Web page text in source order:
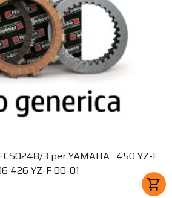
3 per YAMAHA : 450 YZ-F
426 YZ-F 00-01
shopping_cart